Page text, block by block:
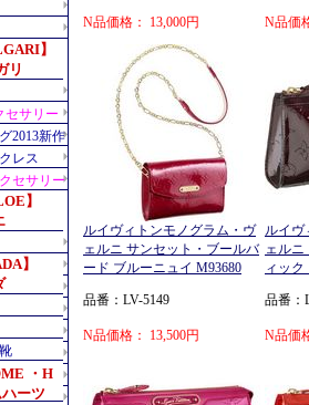
N品価格： 13,000円 N品価
ルイヴィトンモノグラム・ヴ
ェルニ サンセット・ブールバ
ード ブルーニュイ M93680
ルイヴ
ェル
ィック
品番：LV-5149
N品価格： 13,500円
品番：
N品価